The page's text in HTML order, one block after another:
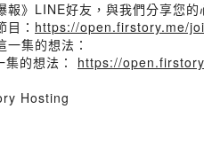
報》LINE好友，與我們分享您
： https://open.firstory.me/
集的想法：
的想法： https://
Hosting